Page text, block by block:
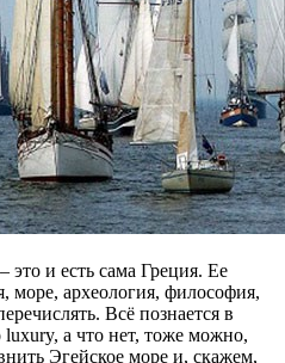
и есть сама Греция. Ее
море, археология, философия,
Всё познается в
а что нет, тоже можно,
Эгейское море и, скажем,